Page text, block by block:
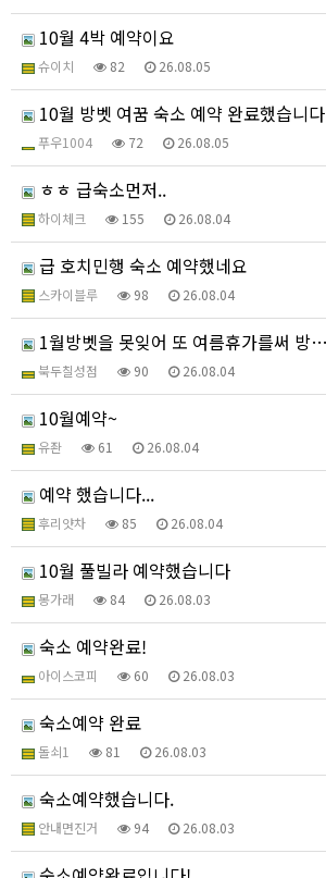
10월 4박 예약이요
슈이치 82 26.08.05
10월 방벳 여꿈 숙소 예약 완료했습니다
푸우1004 72 26.08.05
ㅎㅎ 급숙소먼저..
하이체크 155 26.08.04
급 호치민행 숙소 예약했네요
스카이블루 98 26.08.04
1월방벳을 못잊어 또 여름휴가를써 방벳합니다!!~~~
북두칠성점 90 26.08.04
10월예약~
유좐 61 26.08.04
예약 했습니다...
후리얏차 85 26.08.04
10월 풀빌라 예약했습니다
몽가래 84 26.08.03
숙소 예약완료!
아이스코피 60 26.08.03
숙소예약 완료
돌쇠1 81 26.08.03
숙소예약했습니다.
안내면진거 94 26.08.03